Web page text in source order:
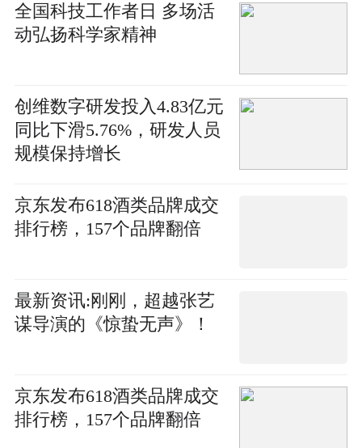
全国科技工作者日 多场活
动弘扬科学家精神
创维数字研发投入4.83亿元
同比下滑5.76%，研发人员
规模保持增长
京东发布618酒类品牌成交
排行榜，157个品牌翻倍
最新资讯:刚刚，超越张艺
谋导演的《惊蛰无声》！
京东发布618酒类品牌成交
排行榜，157个品牌翻倍